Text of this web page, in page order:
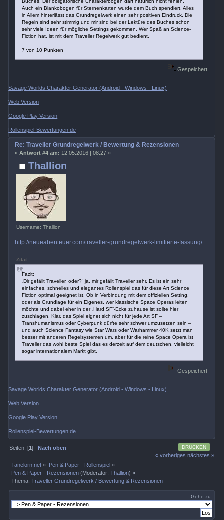
Auch ein Blankobogen für Sternenkarten wurde dem Buch spendiert. Alles
in Allem hinterlässt das Grundregelwerk einen sehr positiven Eindruck. Die
Regeln sind sehr stimmig und mir sind bei der Lektüre des Buches schon
sehr viele Ideen für mögliche Settings gekommen. Wer Spaß an Science-
Fiction hat, ist mit dem Traveller Regelwerk gut bedient.
7 von 10 Punkten
Gespeichert
Savage Worlds Charakter Generator (Android - Windows - Linux)
Web Version
Google Play Version
Rollenspiel-Bewertungen.de
Thallion
Username: Thallion
Re: Traveller Grundregelwerk / Bewertung & Rezensionen
« Antwort #4 am: 12.05.2016 | 08:27 »
http://neueabenteuer.com/traveller-grundregelwerk-limitierte-fassung/
Zitat
Fazit:
„Dir gefällt Traveller, oder?“ ja, mir gefällt Traveller sehr. Es ist ein sehr
einfaches, schnelles und elegantes Rollenspiel das für diese Art Science
Fiction optimal geeignet ist. Ob in Verbindung mit dem offiziellen Setting,
oder als Grundlage für ein Eigenes, wer klassische Space Operas leiten
möchte und dabei eher in der „Hard SF“-Ecke zuhause ist sollte hier
zuschlagen. Klar, das Spiel eignet sich nicht für jede Art SF –
Transhumanismus oder Cyberpunk dürfte sehr schwer umzusetzen sein –
und auch Science Fantasy wie Star Wars oder Warhammer 40K setzt man
besser mit anderen Regelsystemen um, aber für die reine Space Opera ist
Traveller das wohl beste Spiel das es derzeit auf dem deutschen, vielleicht
sogar internationalem Markt gibt.
Gespeichert
Savage Worlds Charakter Generator (Android - Windows - Linux)
Web Version
Google Play Version
Rollenspiel-Bewertungen.de
DRUCKEN
Seiten: [1]Nach oben
« vorheriges nächstes »
Tanelorn.net » Pen & Paper - Rollenspiel»
Pen & Paper - Rezensionen (Moderator:Thallion) »
Thema:Traveller Grundregelwerk / Bewertung & Rezensionen
Gehe zu: